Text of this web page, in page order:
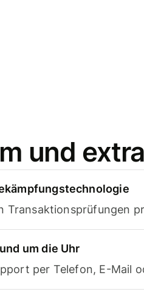
und
Transaktionsprüfungen
um die Uhr
per Telefon, E-Mail